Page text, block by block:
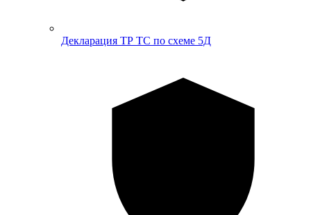
Декларация ТР ТС по схеме 5Д